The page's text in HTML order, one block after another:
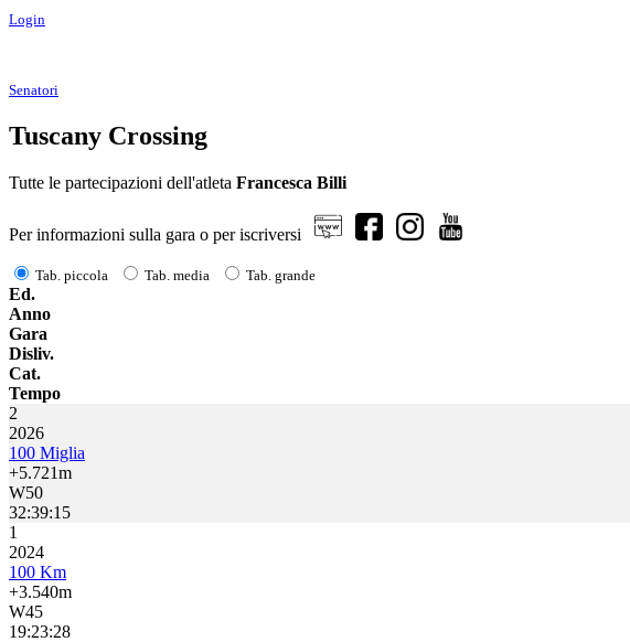
Login
Senatori
Tuscany Crossing
Tutte le partecipazioni dell'atleta Francesca Billi
Per informazioni sulla gara o per iscriversi
Tab. piccola Tab. media Tab. grande
Ed.
Anno
Gara
Disliv.
Cat.
Tempo
2
2026
100 Miglia
+5.721m
W50
32:39:15
1
2024
100 Km
+3.540m
W45
19:23:28